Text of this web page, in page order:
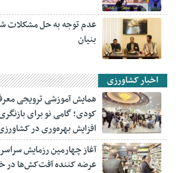
عدم توجه به حل مشکلات
بنیان
اخبار کشاورزی
همایش آموزشی ترویجی
کودی؛ گامی نو برای
افزایش بهره‌وری در
آغاز چهارمین رزمایش
عرضه کننده آفت‌کش‌ها در